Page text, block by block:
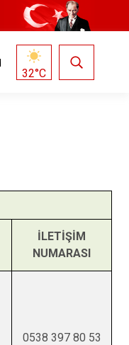
32°C
İLETİŞİM
NUMARASI
0538 397 80 53